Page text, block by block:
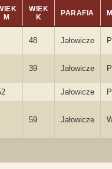
M
WIEK
K
PARAFIA
48 Jałowicze
39 Jałowicze
Jałowicze
59 Jałowicze